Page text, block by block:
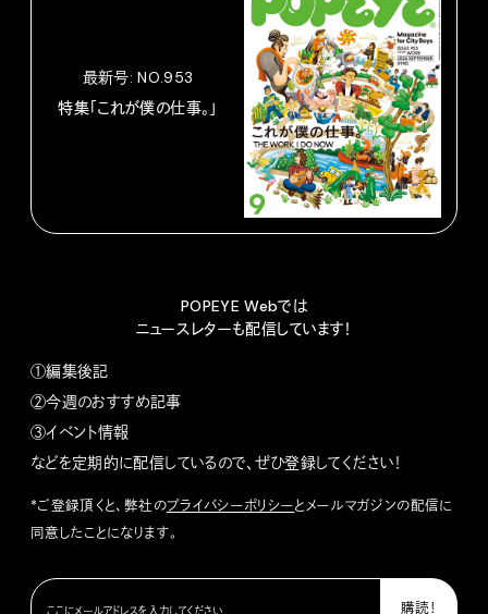
最新号: NO.953
特集「これが僕の仕事。」
POPEYE Webでは
ニュースレターも配信しています！
①編集後記
②今週のおすすめ記事
③イベント情報
などを定期的に配信しているので、ぜひ登録してください！
*ご登録頂くと、弊社のプライバシーポリシーとメールマガジンの配信に
同意したことになります。